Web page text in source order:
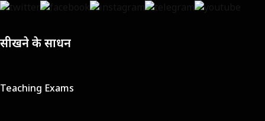
सीखने के साधन
Teaching Exams